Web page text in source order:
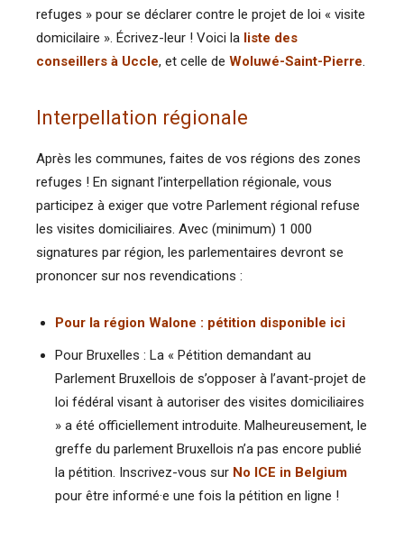
refuges » pour se déclarer contre le projet de loi « visite
domicilaire ». Écrivez-leur ! Voici la liste des
conseillers à Uccle, et celle de Woluwé-Saint-Pierre.
Interpellation régionale
Après les communes, faites de vos régions des zones
refuges ! En signant l’interpellation régionale, vous
participez à exiger que votre Parlement régional refuse
les visites domiciliaires. Avec (minimum) 1 000
signatures par région, les parlementaires devront se
prononcer sur nos revendications :
Pour la région Walone : pétition disponible ici
Pour Bruxelles : La « Pétition demandant au
Parlement Bruxellois de s’opposer à l’avant-projet de
loi fédéral visant à autoriser des visites domiciliaires
» a été officiellement introduite. Malheureusement, le
greffe du parlement Bruxellois n’a pas encore publié
la pétition. Inscrivez-vous sur No ICE in Belgium
pour être informé·e une fois la pétition en ligne !